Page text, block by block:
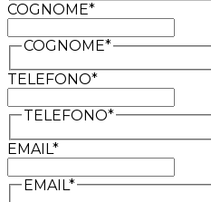
COGNOME*
COGNOME*
TELEFONO*
TELEFONO*
EMAIL*
EMAIL*